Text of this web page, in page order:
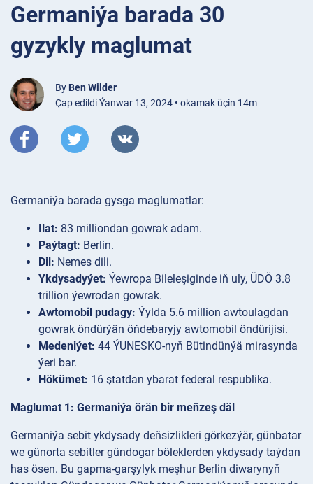
Germaniýa barada 30
gyzykly maglumat
By Ben Wilder
Çap edildi Ýanwar 13, 2024 • okamak üçin 14m
Germaniýa barada gysga maglumatlar:
Ilat: 83 milliondan gowrak adam.
Paýtagt: Berlin.
Dil: Nemes dili.
Ykdysadyýet: Ýewropa Bileleşiginde iň uly, ÜDÖ 3.8
trillion ýewrodan gowrak.
Awtomobil pudagy: Ýylda 5.6 million awtoulagdan
gowrak öndürýän öňdebaryjy awtomobil öndürijisi.
Medeniýet: 44 ÝUNESKO-nyň Bütindünýä mirasynda
ýeri bar.
Hökümet: 16 ştatdan ybarat federal respublika.
Maglumat 1: Germaniýa örän bir meňzeş däl
Germaniýa sebit ykdysady deňsizlikleri görkezýär, günbatar
we günorta sebitler gündogar böleklerden ykdysady taýdan
has ösen. Bu gapma-garşylyk meşhur Berlin diwarynyň